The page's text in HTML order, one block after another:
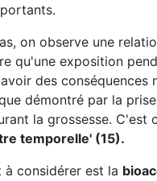
on observe une
qu'une exposition
des conséquences
démontré par la
la grossesse. C'est
temporelle' (15).
à considérer est la